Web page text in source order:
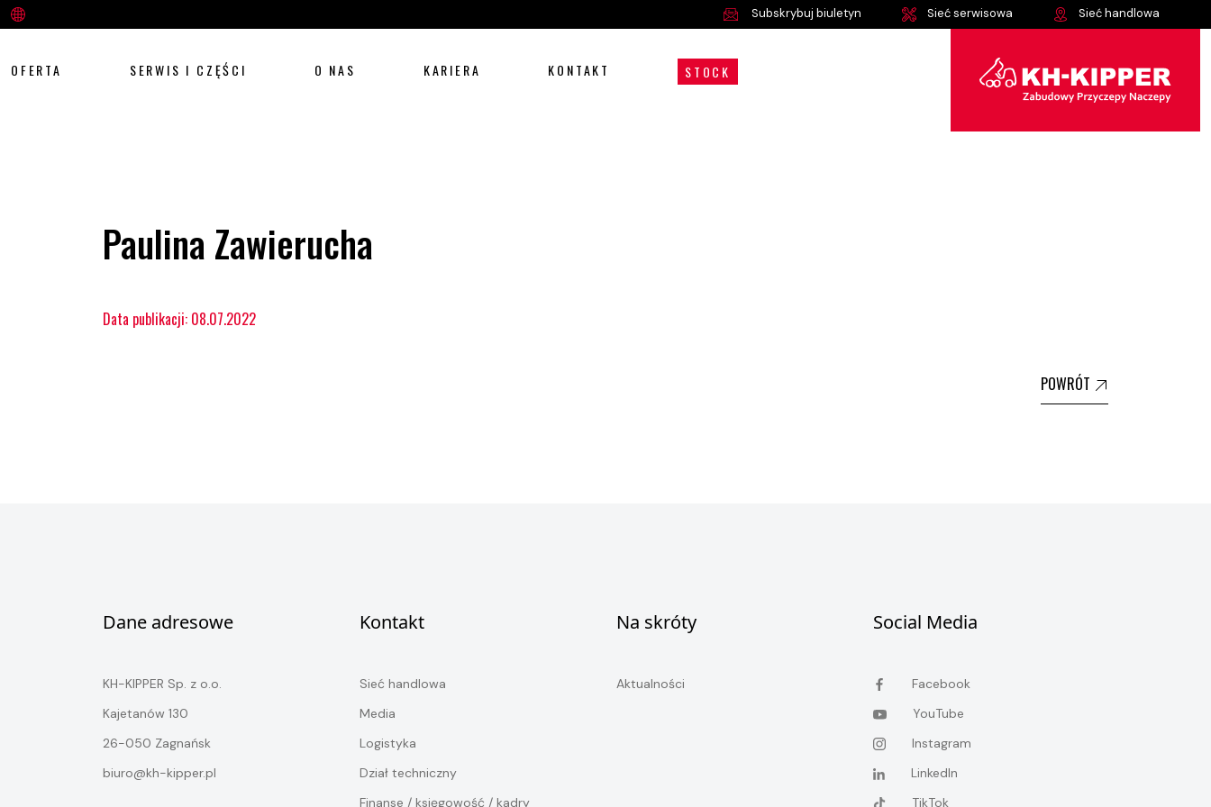
Subskrybuj biuletyn Sieć serwisowa Sieć handlowa
OFERTA SERWIS I CZĘŚCI O NAS KARIERA KONTAKT STOCK
Paulina Zawierucha
Data publikacji: 08.07.2022
POWRÓT
Dane adresowe
KH-KIPPER Sp. z o.o.
Kajetanów 130
26-050 Zagnańsk
biuro@kh-kipper.pl
Kontakt
Sieć handlowa
Media
Logistyka
Dział techniczny
Finanse / księgowość / kadry
Na skróty
Aktualności
Social Media
Facebook
YouTube
Instagram
LinkedIn
TikTok